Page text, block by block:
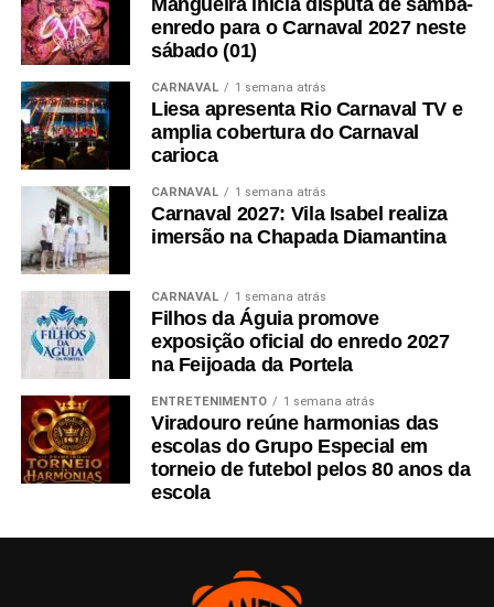
enredo para o Carnaval 2027 neste
sábado (01)
CARNAVAL 1 semana atrás
Liesa apresenta Rio Carnaval TV e
amplia cobertura do Carnaval
carioca
CARNAVAL 1 semana atrás
Carnaval 2027: Vila Isabel realiza
imersão na Chapada Diamantina
CARNAVAL 1 semana atrás
Filhos da Águia promove
exposição oficial do enredo 2027
na Feijoada da Portela
ENTRETENIMENTO 1 semana atrás
Viradouro reúne harmonias das
escolas do Grupo Especial em
torneio de futebol pelos 80 anos da
escola